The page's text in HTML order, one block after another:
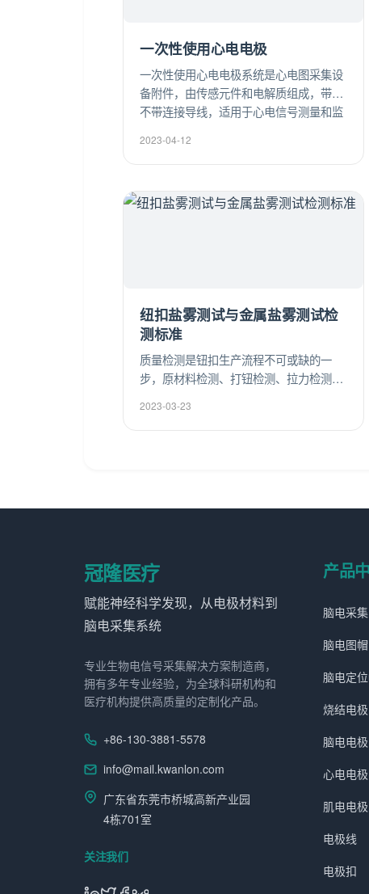
一次性使用心电电极
一次性使用心电电极系统是心电图采集设
备附件，由传感元件和电解质组成，带或
不带连接导线，适用于心电信号测量和监
2023-04-12
纽扣盐雾测试与金属盐雾测试检
测标准
质量检测是钮扣生产流程不可或缺的一
步，原材料检测、打钮检测、拉力检测、
枚从钮纽走出去产品都要经过数十道质量
2023-03-23
冠隆医疗
赋能神经科学发现，从电极材料到
脑电采集系统
专业生物电信号采集解决方案制造商，
拥有多年专业经验，为全球科研机构和
医疗机构提供高质量的定制化产品。
+86-130-3881-5578
info@mail.kwanlon.com
广东省东莞市桥城高新产业园
4栋701室
关注我们
产品
脑电采
脑电图帽
脑电定
烧结电极
脑电电极
心电电极
肌电电极
电极线
电极扣